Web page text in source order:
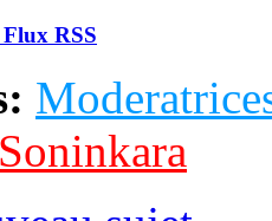
Flux RSS